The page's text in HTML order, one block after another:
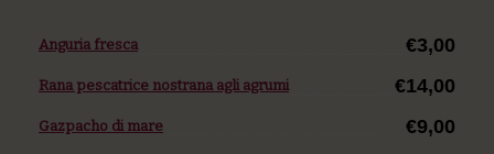
Anguria fresca €3,00
Rana pescatrice nostrana agli agrumi €14,00
Gazpacho di mare €9,00